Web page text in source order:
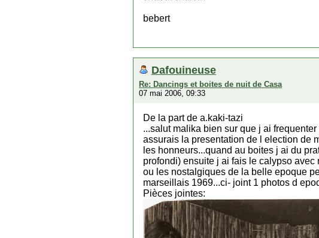
bebert
Dafouineuse
Re: Dancings et boites de nuit de Casa
07 mai 2006, 09:33
De la part de a.kaki-tazi
...salut malika bien sur que j ai
assurais la presentation de l election de
les honneurs...quand au boites j ai du
profondi) ensuite j ai fais le calypso
ou les nostalgiques de la belle epoque
marseillais 1969...ci- joint 1 photos d
Pièces jointes: